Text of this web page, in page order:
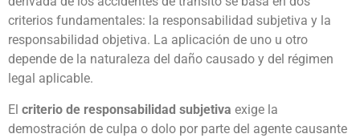
criterios fundamentales: la responsabilidad subjetiva y la
responsabilidad objetiva. La aplicación de uno u otro
depende de la naturaleza del daño causado y del régimen
legal aplicable.
El criterio de responsabilidad subjetiva exige la
demostración de culpa o dolo por parte del agente causante